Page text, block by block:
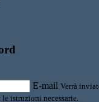
E-mail Verrà
istruzioni necessarie.